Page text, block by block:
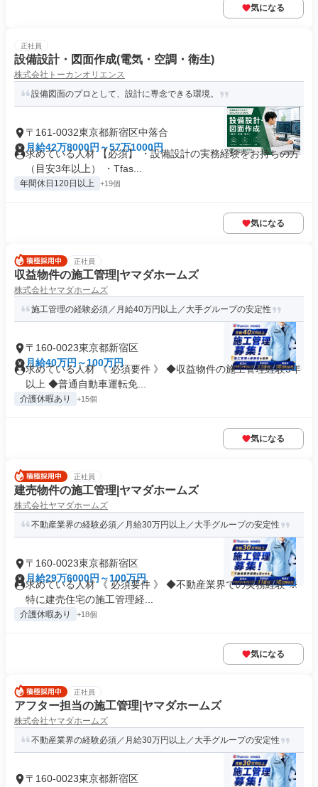
気になる
正社員
設備設計・図面作成(電気・空調・衛生)
株式会社トーカンオリエンス
設備図面のプロとして、設計に専念できる環境。
〒161-0032東京都新宿区中落合
月給42万8000円～57万1000円
求めている人材 【必須】 ・設備設計の実務経験をお持ちの方
（目安3年以上） ・Tfas...
年間休日120日以上 +19個
気になる
正社員
収益物件の施工管理|ヤマダホームズ
株式会社ヤマダホームズ
施工管理の経験必須／月給40万円以上／大手グループの安定性
〒160-0023東京都新宿区
月給40万円～100万円
求めている人材 《 必須要件 》 ◆収益物件の施工管理経験5年
以上 ◆普通自動車運転免...
介護休暇あり +15個
気になる
正社員
建売物件の施工管理|ヤマダホームズ
株式会社ヤマダホームズ
不動産業界の経験必須／月給30万円以上／大手グループの安定性
〒160-0023東京都新宿区
月給29万6000円～100万円
求めている人材 《 必須要件 》 ◆不動産業界での実務経験 ※
特に建売住宅の施工管理経...
介護休暇あり +18個
気になる
正社員
アフター担当の施工管理|ヤマダホームズ
株式会社ヤマダホームズ
不動産業界の経験必須／月給30万円以上／大手グループの安定性
〒160-0023東京都新宿区